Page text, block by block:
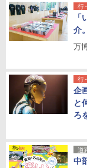
行
介
万
行
企
と
ろ
道
中